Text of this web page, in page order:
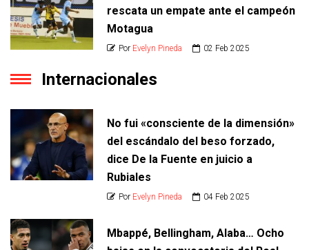
rescata un empate ante el campeón
Motagua
Por Evelyn Pineda 02 Feb 2025
Internacionales
No fui «consciente de la dimensión»
del escándalo del beso forzado,
dice De la Fuente en juicio a
Rubiales
Por Evelyn Pineda 04 Feb 2025
Mbappé, Bellingham, Alaba… Ocho